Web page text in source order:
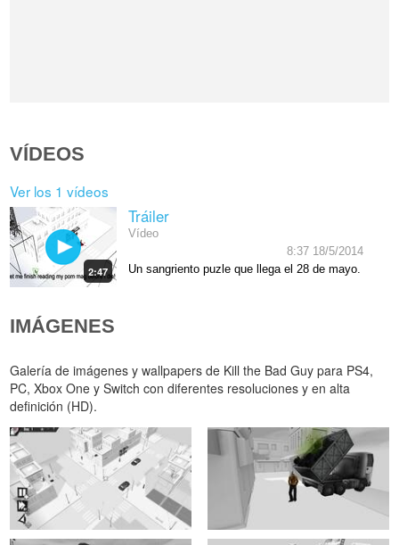
VÍDEOS
Ver los 1 vídeos
2:47
Tráiler
Vídeo
8:37 18/5/2014
Un sangriento puzle que llega el 28 de mayo.
IMÁGENES
Galería de imágenes y wallpapers de Kill the Bad Guy para PS4,
PC, Xbox One y Switch con diferentes resoluciones y en alta
definición (HD).